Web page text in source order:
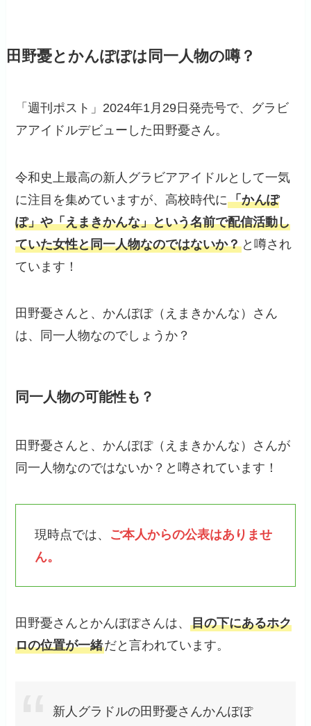
田野憂とかんぽぽは同一人物の噂？
「週刊ポスト」2024年1月29日発売号で、グラビ
アアイドルデビューした田野憂さん。
令和史上最高の新人グラビアアイドルとして一気
に注目を集めていますが、高校時代に「かんぽ
ぽ」や「えまきかんな」という名前で配信活動し
ていた女性と同一人物なのではないか？ と噂され
ています！
田野憂さんと、かんぽぽ（えまきかんな）さん
は、同一人物なのでしょうか？
同一人物の可能性も？
田野憂さんと、かんぽぽ（えまきかんな）さんが
同一人物なのではないか？と噂されています！
現時点では、 ご本人からの公表はありませ
ん。
田野憂さんとかんぽぽさんは、目の下にあるホク
ロの位置が一緒だと言われています。
新人グラドルの田野憂さんかんぽぽ